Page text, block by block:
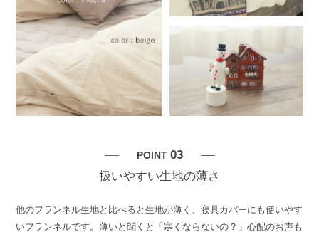
POINT 03
扱いやすい生地の薄さ
他のフランネル生地と比べると生地が薄く、寝具カバーにも使いやす
いフランネルです。薄いと聞くと「寒くならないの？」心配のお声も